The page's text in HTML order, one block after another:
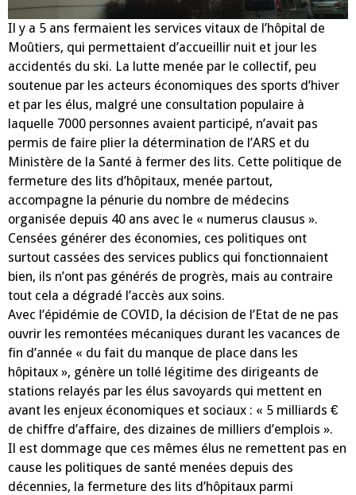
Il y a 5 ans fermaient les services vitaux de l’hôpital de
Moûtiers, qui permettaient d’accueillir nuit et jour les
accidentés du ski. La lutte menée par le collectif, peu
soutenue par les acteurs économiques des sports d’hiver
et par les élus, malgré une consultation populaire à
laquelle 7000 personnes avaient participé, n’avait pas
permis de faire plier la détermination de l’ARS et du
Ministère de la Santé à fermer des lits. Cette politique de
fermeture des lits d’hôpitaux, menée partout,
accompagne la pénurie du nombre de médecins
organisée depuis 40 ans avec le « numerus clausus ».
Censées générer des économies, ces politiques ont
surtout cassées des services publics qui fonctionnaient
bien, ils n’ont pas générés de progrès, mais au contraire
tout cela a dégradé l’accès aux soins.
Avec l’épidémie de COVID, la décision de l’Etat de ne pas
ouvrir les remontées mécaniques durant les vacances de
fin d’année « du fait du manque de place dans les
hôpitaux », génère un tollé légitime des dirigeants de
stations relayés par les élus savoyards qui mettent en
avant les enjeux économiques et sociaux : « 5 milliards €
de chiffre d’affaire, des dizaines de milliers d’emplois ».
Il est dommage que ces mêmes élus ne remettent pas en
cause les politiques de santé menées depuis des
décennies, la fermeture des lits d’hôpitaux parmi